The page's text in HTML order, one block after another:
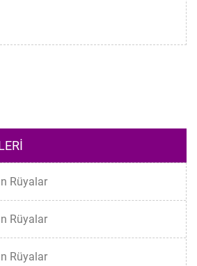
Rüyalar
Rüyalar
Rüyalar